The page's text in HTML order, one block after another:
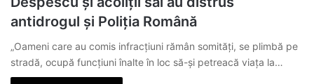
antidrogul și Poliția Română
„Oameni care au comis infracțiuni rămân somităţi, se plimbă pe
stradă, ocupă funcţiuni înalte în loc să-şi petreacă viaţa la…